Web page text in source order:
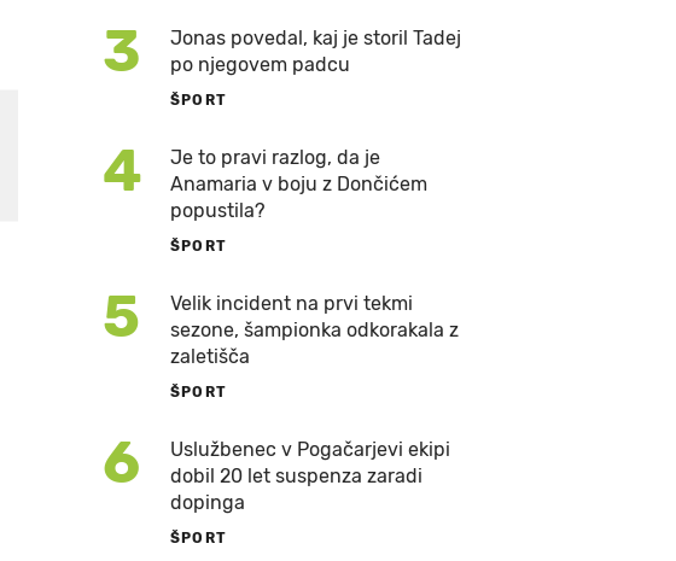
3
Jonas povedal, kaj je storil Tadej
po njegovem padcu
ŠPORT
4
Je to pravi razlog, da je
Anamaria v boju z Dončićem
popustila?
ŠPORT
5
Velik incident na prvi tekmi
sezone, šampionka odkorakala z
zaletišča
ŠPORT
6
Uslužbenec v Pogačarjevi ekipi
dobil 20 let suspenza zaradi
dopinga
ŠPORT